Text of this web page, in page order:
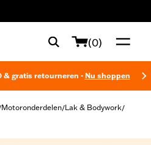
(0)
& gratis retourneren - Nu shoppen
Motoronderdelen/Lak & Bodywork/